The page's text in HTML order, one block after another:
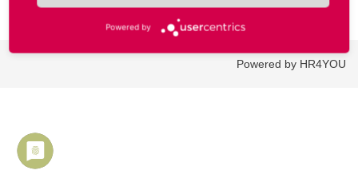
Powered by HR4YOU
Powered by